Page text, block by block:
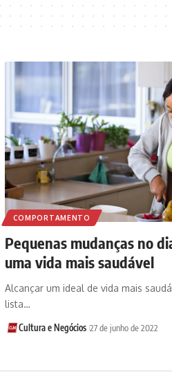
COMPORTAMENTO
Pequenas mudanças no
uma vida mais saudável
Alcançar um ideal de vida mais
lista…
Cultura e Negócios 27 de junho de 2022